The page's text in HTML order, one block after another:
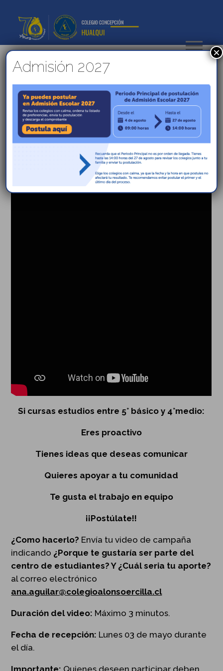
Convocatoria Centro de
Estudiantes 2021
Estimados Estudiantes:
Nuestro Colegio los invita a participar de esta
Si cursas estudios entre 5° básico y 4°medio:
Eres proactivo
Tienes ideas que deseas comunicar
Quieres apoyar a tu comunidad
Te gusta el trabajo en equipo
¡¡Postúlate!!
¿Como hacerlo? Envía tu video de campaña
indicando ¿Porque te gustaría ser parte del
centro de estudiantes? Y ¿Cuál seria tu aporte?
al correo electrónico
ana.aguilar@colegioalonsoercilla.cl
Duración del video: Máximo 3 minutos.
Fecha de recepción: Lunes 03 de mayo durante
el día.
Importante: Quienes deseen participar deben
Admisión 2027
×